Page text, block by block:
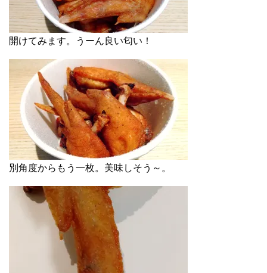
開けてみます。うーん良い匂い！
別角度からもう一枚。美味しそう～。